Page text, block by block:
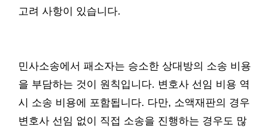
고려 사항이 있습니다.
민사소송에서 패소자는 승소한 상대방의 소송 비용
을 부담하는 것이 원칙입니다. 변호사 선임 비용 역
시 소송 비용에 포함됩니다. 다만, 소액재판의 경우
변호사 선임 없이 직접 소송을 진행하는 경우도 많